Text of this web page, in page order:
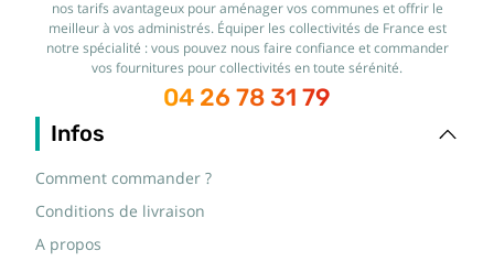
nos tarifs avantageux pour aménager vos communes et offrir le
meilleur à vos administrés. Équiper les collectivités de France est
notre spécialité : vous pouvez nous faire confiance et commander
vos fournitures pour collectivités en toute sérénité.
04 26 78 31 79
Infos
Comment commander ?
Conditions de livraison
A propos